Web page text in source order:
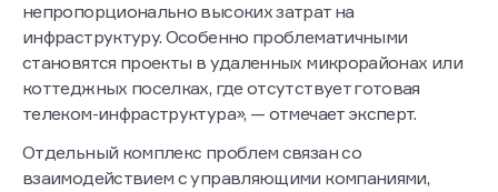
доступа могут отказаться от работы в ЖК из-за
непропорционально высоких затрат на
инфраструктуру. Особенно проблематичными
становятся проекты в удаленных микрорайонах или
коттеджных поселках, где отсутствует готовая
Отдельный комплекс проблем связан со